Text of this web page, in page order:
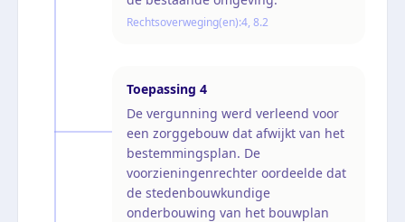
Rechtsoverweging(en):4, 8.2
Toepassing 4
De vergunning werd verleend voor
een zorggebouw dat afwijkt van het
bestemmingsplan. De
voorzieningenrechter oordeelde dat
de stedenbouwkundige
onderbouwing van het bouwplan